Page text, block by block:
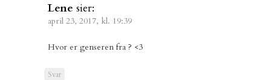
Lene sier:
april 23, 2017, kl. 19:39
Hvor er genseren fra ? <3
Svar